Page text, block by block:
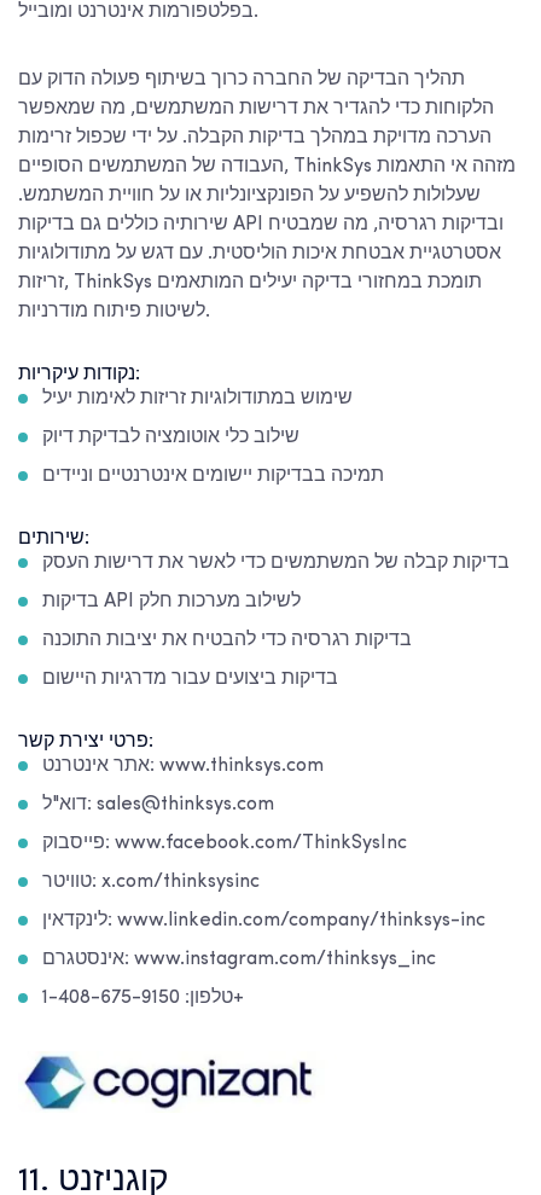
בפלטפורמות אינטרנט ומובייל.
תהליך הבדיקה של החברה כרוך בשיתוף פעולה הדוק עם
הלקוחות כדי להגדיר את דרישות המשתמשים, מה שמאפשר
הערכה מדויקת במהלך בדיקות הקבלה. על ידי שכפול זרימות
העבודה של המשתמשים הסופיים, ThinkSys מזהה אי התאמות
שעלולות להשפיע על הפונקציונליות או על חוויית המשתמש.
שירותיה כוללים גם בדיקות API ובדיקות רגרסיה, מה שמבטיח
אסטרטגיית אבטחת איכות הוליסטית. עם דגש על מתודולוגיות
זריזות, ThinkSys תומכת במחזורי בדיקה יעילים המותאמים
לשיטות פיתוח מודרניות.
נקודות עיקריות:
שימוש במתודולוגיות זריזות לאימות יעיל
שילוב כלי אוטומציה לבדיקת דיוק
תמיכה בבדיקות יישומים אינטרנטיים וניידים
שירותים:
בדיקות קבלה של המשתמשים כדי לאשר את דרישות העסק
בדיקות API לשילוב מערכות חלק
בדיקות רגרסיה כדי להבטיח את יציבות התוכנה
בדיקות ביצועים עבור מדרגיות היישום
פרטי יצירת קשר:
אתר אינטרנט: www.thinksys.com
דוא"ל: sales@thinksys.com
פייסבוק: www.facebook.com/ThinkSysInc
טוויטר: x.com/thinksysinc
לינקדאין: www.linkedin.com/company/thinksys-inc
אינסטגרם: www.instagram.com/thinksys_inc
טלפון: 1-408-675-9150+
11. קוגניזנט